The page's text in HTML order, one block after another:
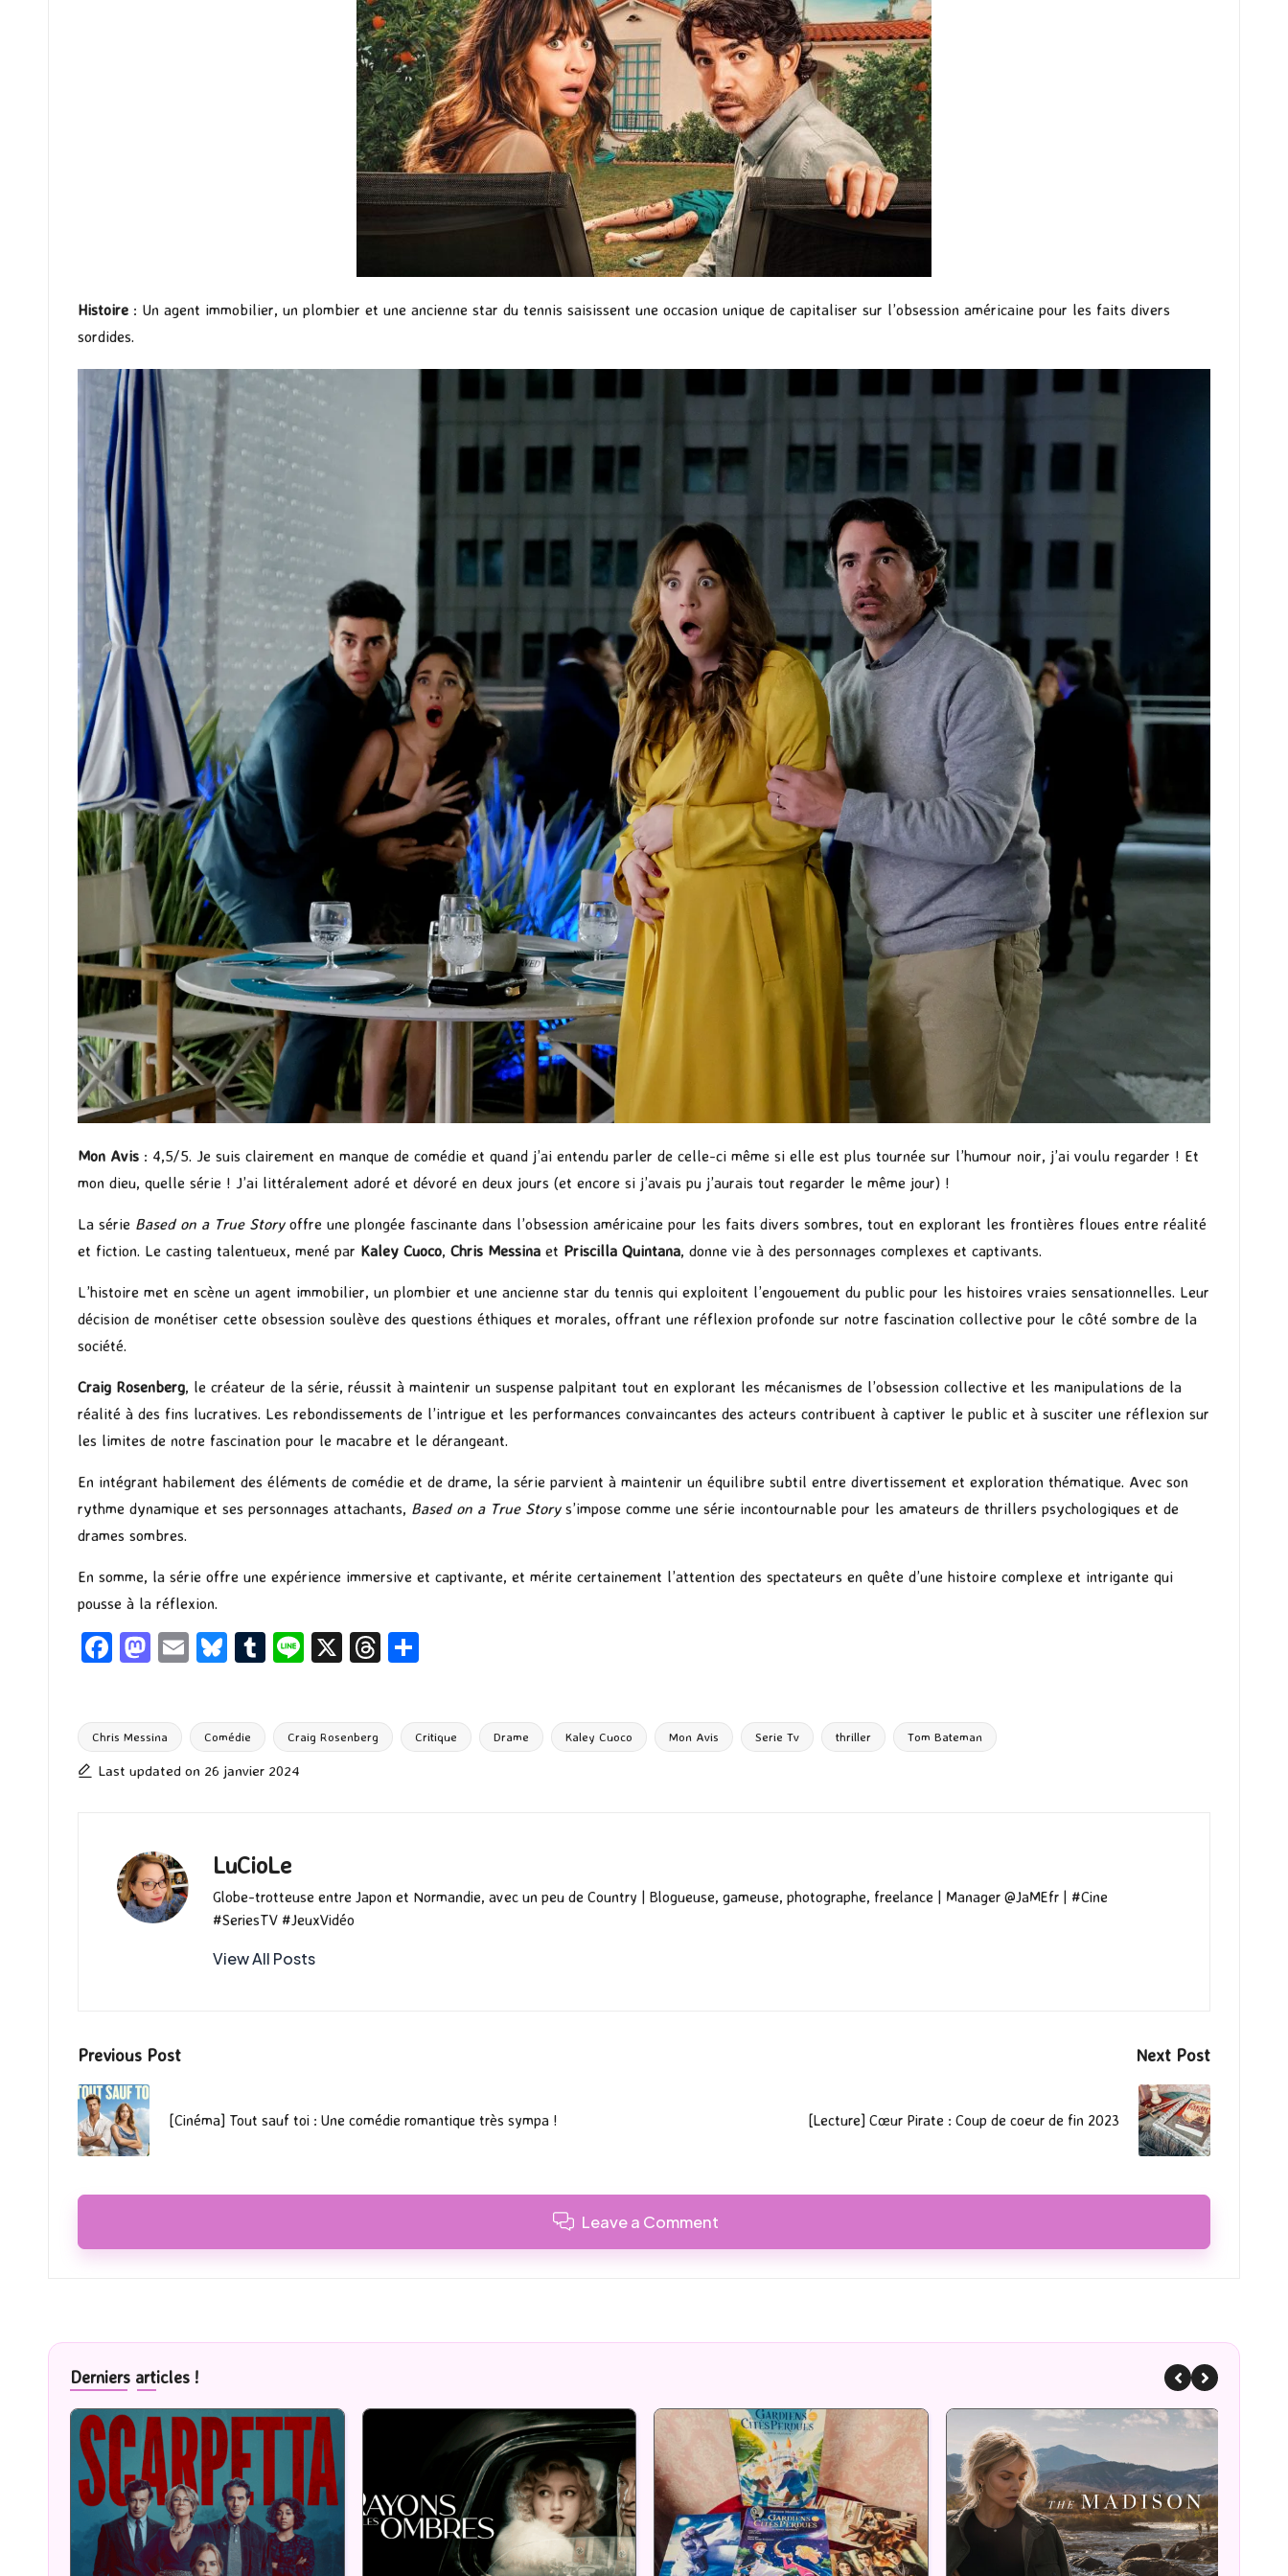
Histoire : Un agent immobilier, un plombier et une ancienne star du tennis saisissent une occasion unique de capitaliser sur l’obsession américaine pour les faits divers
sordides.
Mon Avis : 4,5/5. Je suis clairement en manque de comédie et quand j’ai entendu parler de celle-ci même si elle est plus tournée sur l’humour noir, j’ai voulu regarder ! Et
mon dieu, quelle série ! J’ai littéralement adoré et dévoré en deux jours (et encore si j’avais pu j’aurais tout regarder le même jour) !
La série Based on a True Storyoffre une plongée fascinante dans l’obsession américaine pour les faits divers sombres, tout en explorant les frontières floues entre réalité
et fiction. Le casting talentueux, mené par Kaley Cuoco, Chris Messina et Priscilla Quintana, donne vie à des personnages complexes et captivants.
L’histoire met en scène un agent immobilier, un plombier et une ancienne star du tennis qui exploitent l’engouement du public pour les histoires vraies sensationnelles. Leur
décision de monétiser cette obsession soulève des questions éthiques et morales, offrant une réflexion profonde sur notre fascination collective pour le côté sombre de la
société.
Craig Rosenberg, le créateur de la série, réussit à maintenir un suspense palpitant tout en explorant les mécanismes de l’obsession collective et les manipulations de la
réalité à des fins lucratives. Les rebondissements de l’intrigue et les performances convaincantes des acteurs contribuent à captiver le public et à susciter une réflexion sur
les limites de notre fascination pour le macabre et le dérangeant.
En intégrant habilement des éléments de comédie et de drame, la série parvient à maintenir un équilibre subtil entre divertissement et exploration thématique. Avec son
rythme dynamique et ses personnages attachants, Based on a True Storys’impose comme une série incontournable pour les amateurs de thrillers psychologiques et de
drames sombres.
En somme, la série offre une expérience immersive et captivante, et mérite certainement l’attention des spectateurs en quête d’une histoire complexe et intrigante qui
pousse à la réflexion.
Fa
o
o
M
d
o
E
l
Bl
ky
T
bl
r
Li X
T
ds g
Tags:
Chris Messina Comédie Craig Rosenberg Critique Drame Kaley Cuoco Mon Avis Serie Tv thriller Tom Bateman
Last updated on 26 janvier 2024
LuCioLe
Globe-trotteuse entre Japon et Normandie, avec un peu de Country | Blogueuse, gameuse, photographe, freelance | Manager @JaMEfr | #Cine
#SeriesTV #JeuxVidéo
View All Posts
Post
navigation
Previous Post
[Cinéma] Tout sauf toi : Une comédie romantique très sympa !
Next Post
[Lecture] Cœur Pirate : Coup de coeur de fin 2023
Leave a Comment
Derniers articles !